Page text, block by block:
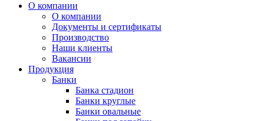
О компании
О компании
Документы и сертификаты
Производство
Наши клиенты
Вакансии
Продукция
Банки
Банка стадион
Банки круглые
Банки овальные